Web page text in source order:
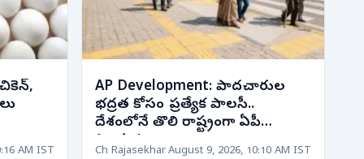
AM IST
AP Development: పాదచారుల
భద్రత కోసం ప్రత్యేక పాలసీ..
దేశంలోనే తొలి రాష్ట్రంగా ఏపీ
రికార్డు..!
Ch RajasekharAugust 9, 2026, 10:10 AM IST